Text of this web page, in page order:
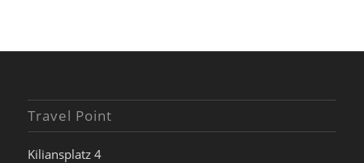
Travel Point
Kiliansplatz 4